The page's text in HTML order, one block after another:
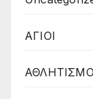
ΑΓΙΟΙ